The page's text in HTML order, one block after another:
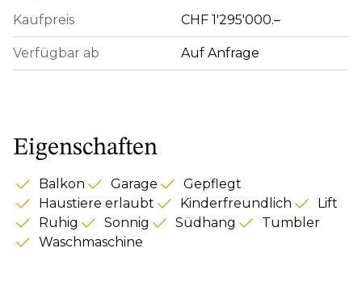
Kaufpreis CHF 1'295'000.–
Verfügbar ab Auf Anfrage
Eigenschaften
Balkon Garage
Gepflegt
Haustiere erlaubt
Kinderfreundlich
Lift
Ruhig
Sonnig Südhang
Tumbler
Waschmaschine